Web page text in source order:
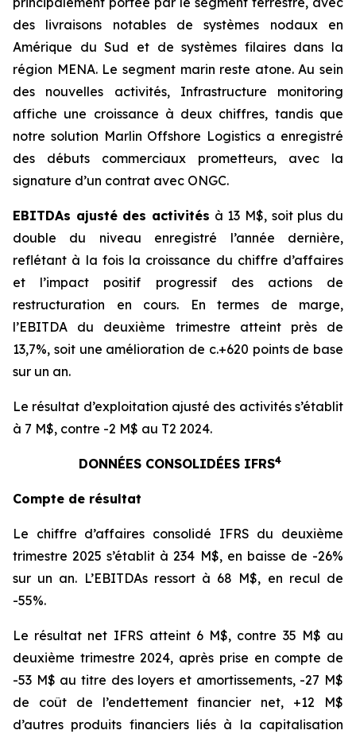
des livraisons notables de systèmes nodaux en
Amérique du Sud et de systèmes filaires dans la
région MENA. Le segment marin reste atone. Au sein
des nouvelles activités, Infrastructure monitoring
affiche une croissance à deux chiffres, tandis que
notre solution Marlin Offshore Logistics a enregistré
des débuts commerciaux prometteurs, avec la
signature d’un contrat avec ONGC.
EBITDAs ajusté des activités à 13 M$, soit plus du
double du niveau enregistré l’année dernière,
reflétant à la fois la croissance du chiffre d’affaires
et l’impact positif progressif des actions de
restructuration en cours. En termes de marge,
l’EBITDA du deuxième trimestre atteint près de
13,7%, soit une amélioration de c.+620 points de base
sur un an.
Le résultat d’exploitation ajusté des activités s’établit
à 7 M$, contre -2 M$ au T2 2024.
DONNÉES CONSOLIDÉES IFRS4
Compte de résultat
Le chiffre d’affaires consolidé IFRS du deuxième
trimestre 2025 s’établit à 234 M$, en baisse de -26%
sur un an. L’EBITDAs ressort à 68 M$, en recul de
-55%.
Le résultat net IFRS atteint 6 M$, contre 35 M$ au
deuxième trimestre 2024, après prise en compte de
-53 M$ au titre des loyers et amortissements, -27 M$
de coût de l’endettement financier net, +12 M$
d’autres produits financiers liés à la capitalisation